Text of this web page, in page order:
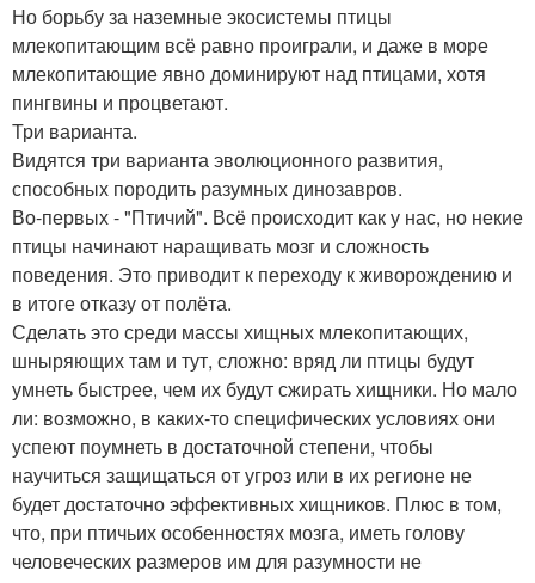
Но борьбу за наземные экосистемы птицы
млекопитающим всё равно проиграли, и даже в море
млекопитающие явно доминируют над птицами, хотя
пингвины и процветают.
Три варианта.
Видятся три варианта эволюционного развития,
способных породить разумных динозавров.
Во-первых - "Птичий". Всё происходит как у нас, но некие
птицы начинают наращивать мозг и сложность
поведения. Это приводит к переходу к живорождению и
в итоге отказу от полёта.
Сделать это среди массы хищных млекопитающих,
шныряющих там и тут, сложно: вряд ли птицы будут
умнеть быстрее, чем их будут сжирать хищники. Но мало
ли: возможно, в каких-то специфических условиях они
успеют поумнеть в достаточной степени, чтобы
научиться защищаться от угроз или в их регионе не
будет достаточно эффективных хищников. Плюс в том,
что, при птичьих особенностях мозга, иметь голову
человеческих размеров им для разумности не